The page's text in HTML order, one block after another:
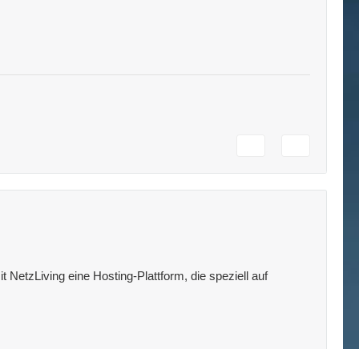
NetzLiving eine Hosting-Plattform, die speziell auf